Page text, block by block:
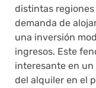
distintas
demanda de
una inversión
ingresos. Este
interesante en
del alquiler en el